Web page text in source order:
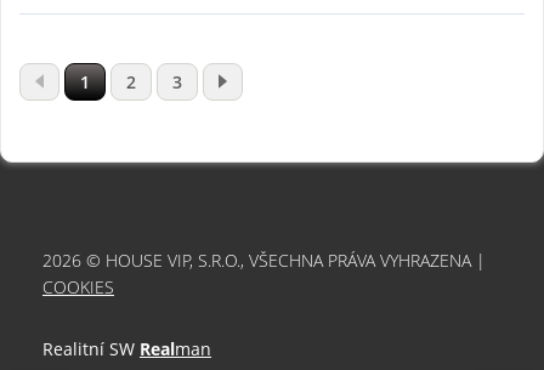
1 2 3
2026 © HOUSE VIP, S.R.O., VŠECHNA PRÁVA VYHRAZENA |
COOKIES
Realitní SW Realman